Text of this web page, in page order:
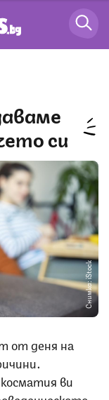
си
Снимка: iStock
от деня на
ви